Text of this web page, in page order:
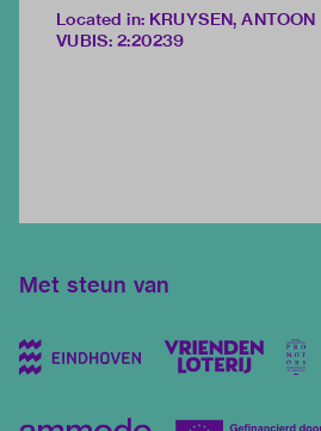
Located in: KRUYSEN, ANTOON
VUBIS: 2:20239
Met steun van